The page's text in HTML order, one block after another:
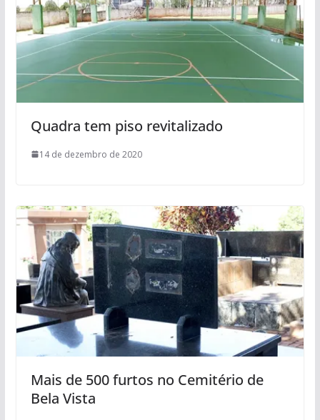
Quadra tem piso revitalizado
14 de dezembro de 2020
Mais de 500 furtos no Cemitério de
Bela Vista